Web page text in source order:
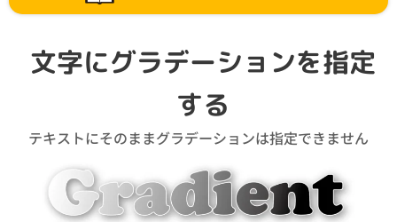
文字にグラデーションを指定
する
テキストにそのままグラデーションは指定できません